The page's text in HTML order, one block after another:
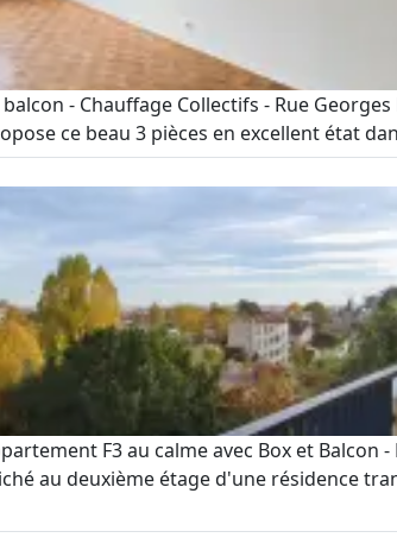
- Chauffage Collectifs - Rue
ce beau 3 pièces en excellent état
F3 au calme avec Box et
au deuxième étage d'une résidence